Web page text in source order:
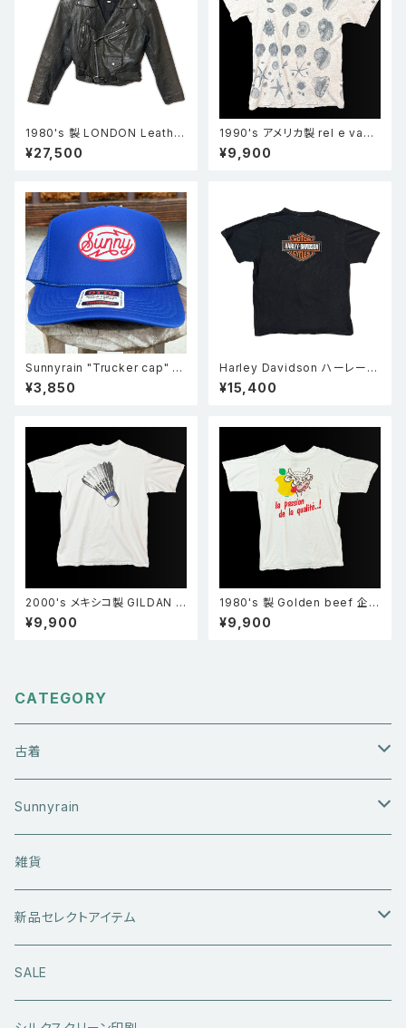
1980's 製 LONDON Leather
wear ショート丈 ダブルレザー
¥27,500
1990's アメリカ製 rel e vant
products 貝殻 総柄 全面プリ
ント シングルステッチ Tシャツ
¥9,900
Sunnyrain "Trucker cap" メ
ッシュキャップ ブルー
¥3,850
Harley Davidson ハーレー・
ダビッドソン スカル×シールドロ
ゴ 両面プリント Tシャツ 黒
¥15,400
2000's メキシコ製 GILDAN ギ
ルダン Island Training Centr
e バドミントン シャトル 羽根 T
¥9,900
1980's 製 Golden beef 企業
物 シングルステッチ 両面プリン
ト Tシャツ 白
¥9,900
CATEGORY
古着
アウターウエア
ライダースジャケット
レザーアウター
トップス
セーター・ニットウエア
長袖シャツ
ボトムス
ジーンズ
ミリタリーパンツ
シューズ
スニーカー
Sunnyrain
Tシャツ
タンクトップ
キャップ・帽子
雑貨
新品セレクトアイテム
アウターウエア
ベトジャン
SALE